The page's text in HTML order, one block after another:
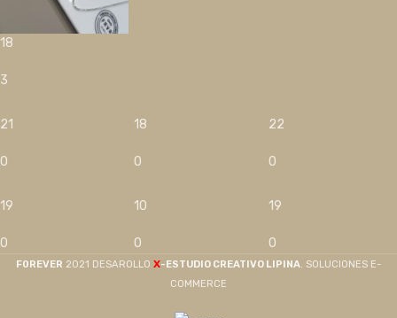
18
3
21
0
18
0
22
0
19
0
10
0
19
0
F0REVER 2021 DESAROLLO X-ESTUDIO CREATIVO LIPINA. SOLUCIONES E-
COMMERCE